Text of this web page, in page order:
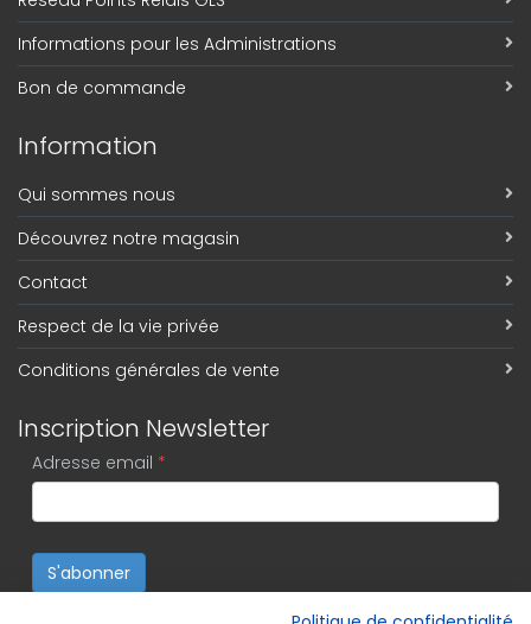
Informations pour les Administrations
Bon de commande
Information
Qui sommes nous
Découvrez notre magasin
Contact
Respect de la vie privée
Conditions générales de vente
Inscription Newsletter
Adresse email *
S'abonner